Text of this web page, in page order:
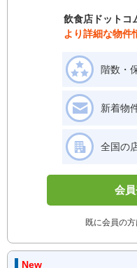
飲食店ドットコ
より詳細な物件
階数・
新着物
全国の
会
既に会員の方
New